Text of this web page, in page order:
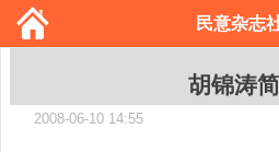
民意杂志
胡锦涛
2008-06-10 14:55